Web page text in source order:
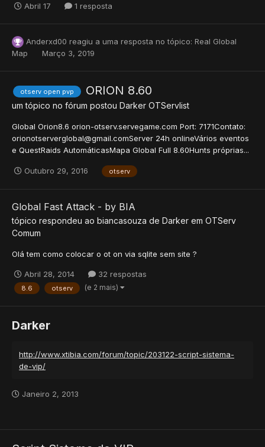
Abril 17 1 resposta
Anderxd00 reagiu a uma resposta no tópico: Real Global
Map
Março 3, 2019
otserv open pvp ORION 8.60
um tópico no fórum postou Darker OTServlist
Global Orion8.6 orion-otserv.servegame.com Port: 7171Contato:
orionotserverglobal@gmail.comServer 24h onlineVários eventos
e QuestRaids AutomáticasMapa Global Full 8.60Hunts próprias...
Outubro 29, 2016 otserv
Global Fast Attack - by BIA
tópico respondeu ao biancasouza de Darker em OTServ
Comum
Olá tem como colocar o ot on via sqlite sem site ?
Abril 28, 2014 32 respostas
8.6 otserv (e 2 mais)
Darker
http://www.xtibia.com/forum/topic/203122-script-sistema-
de-vip/
Janeiro 2, 2013